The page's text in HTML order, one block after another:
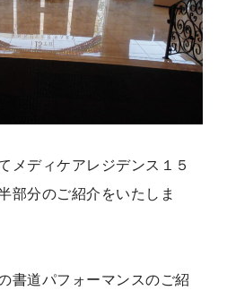
メディケアレジデンス１５
部分のご紹介をいたしま
書道パフォーマンスのご紹